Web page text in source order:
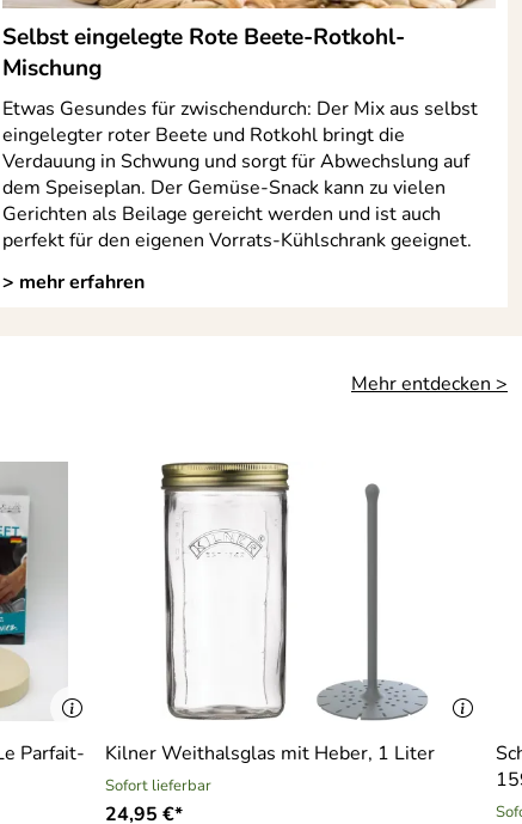
Selbst eingelegte Rote Beete-Rotkohl-
Mischung
Etwas Gesundes für zwischendurch: Der Mix aus selbst
eingelegter roter Beete und Rotkohl bringt die
Verdauung in Schwung und sorgt für Abwechslung auf
dem Speiseplan. Der Gemüse-Snack kann zu vielen
Gerichten als Beilage gereicht werden und ist auch
perfekt für den eigenen Vorrats-Kühlschrank geeignet.
> mehr erfahren
Mehr entdecken >
Parfait-
Kilner Weithalsglas mit Heber, 1 Liter
Sofort lieferbar
24,95 €*